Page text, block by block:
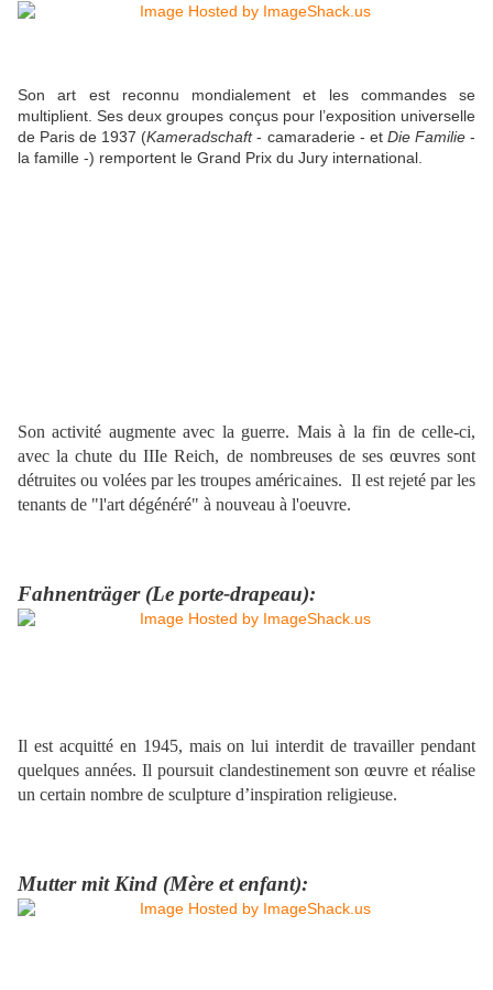
Son art est reconnu mondialement et les commandes se
multiplient. Ses deux groupes conçus pour l’exposition universelle
de Paris de 1937 (Kameradschaft- camaraderie - et Die Familie-
la famille -) remportent le Grand Prix du Jury international.
Son activité augmente avec la guerre. Mais à la fin de celle-ci,
avec la chute du IIIe Reich, de nombreuses de ses œuvres sont
détruites ou volées par les troupes américaines. Il est rejeté par les
tenants de "l'art dégénéré" à nouveau à l'oeuvre.
Fahnenträger (Le porte-drapeau):
Il est acquitté en 1945, mais on lui interdit de travailler pendant
quelques années. Il poursuit clandestinement son œuvre et réalise
un certain nombre de sculpture d’inspiration religieuse.
Mutter mit Kind (Mère et enfant):